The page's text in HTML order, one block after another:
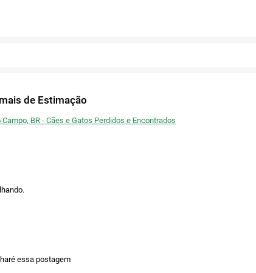
de Estimação
BR - Cães e Gatos Perdidos e Encontrados
essa postagem